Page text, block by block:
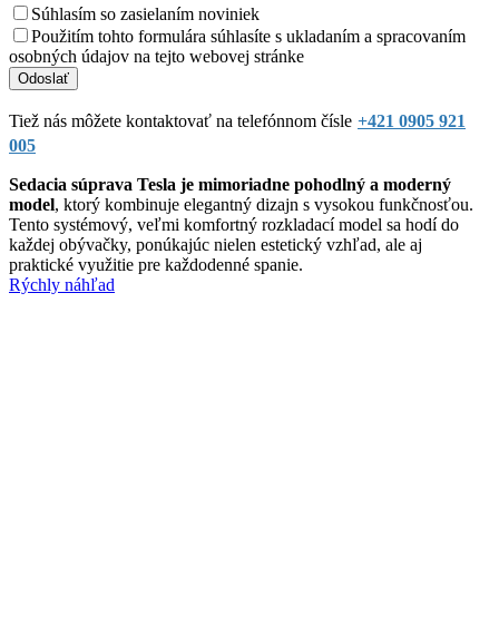
Súhlasím so zasielaním noviniek
Použitím tohto formulára súhlasíte s ukladaním a spracovaním
osobných údajov na tejto webovej stránke
Tiež nás môžete kontaktovať na telefónnom čísle +421 0905 921
005
Sedacia súprava Tesla je mimoriadne pohodlný a moderný
model, ktorý kombinuje elegantný dizajn s vysokou funkčnosťou.
Tento systémový, veľmi komfortný rozkladací model sa hodí do
každej obývačky, ponúkajúc nielen estetický vzhľad, ale aj
praktické využitie pre každodenné spanie.
Rýchly náhľad